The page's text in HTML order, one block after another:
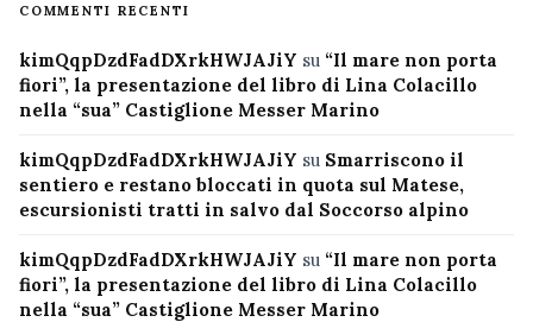
COMMENTI RECENTI
kimQqpDzdFadDXrkHWJAJiY su “Il mare non porta
fiori”, la presentazione del libro di Lina Colacillo
nella “sua” Castiglione Messer Marino
kimQqpDzdFadDXrkHWJAJiY su Smarriscono il
sentiero e restano bloccati in quota sul Matese,
escursionisti tratti in salvo dal Soccorso alpino
kimQqpDzdFadDXrkHWJAJiY su “Il mare non porta
fiori”, la presentazione del libro di Lina Colacillo
nella “sua” Castiglione Messer Marino